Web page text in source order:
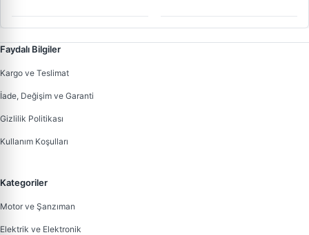
OEM 044903315C
Faydalı Bilgiler
Kargo ve Teslimat
İade, Değişim ve Garanti
Gizlilik Politikası
Kullanım Koşulları
Kategoriler
Motor ve Şanzıman
Elektrik ve Elektronik